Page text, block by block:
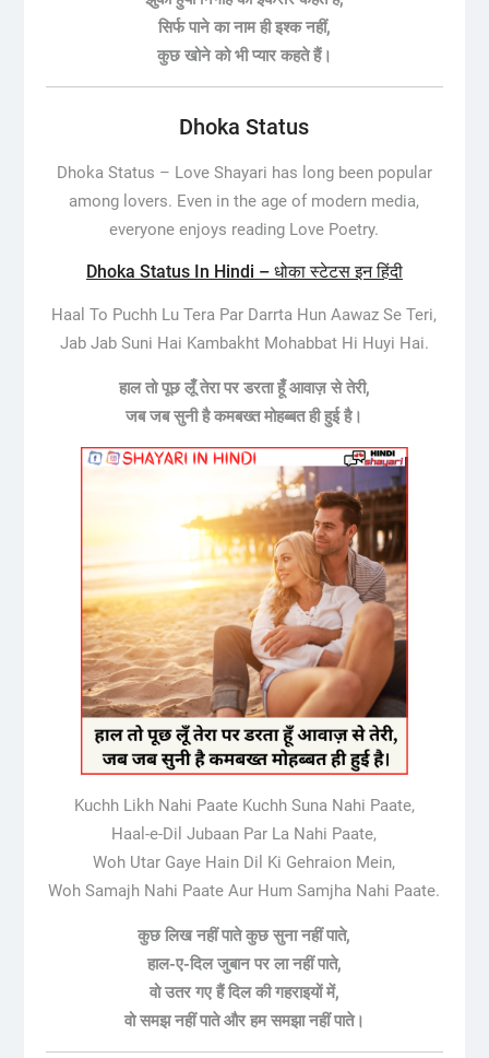
सिर्फ पाने का नाम ही इश्क नहीं,
कुछ खोने को भी प्यार कहते हैं।
Dhoka Status
Dhoka Status – Love Shayari has long been popular
among lovers. Even in the age of modern media,
everyone enjoys reading Love Poetry.
Dhoka Status In Hindi – धोका स्टेटस इन हिंदी
Haal To Puchh Lu Tera Par Darrta Hun Aawaz Se Teri,
Jab Jab Suni Hai Kambakht Mohabbat Hi Huyi Hai.
हाल तो पूछ लूँ तेरा पर डरता हूँ आवाज़ से तेरी,
जब जब सुनी है कमबख्त मोहब्बत ही हुई है।
Kuchh Likh Nahi Paate Kuchh Suna Nahi Paate,
Haal-e-Dil Jubaan Par La Nahi Paate,
Woh Utar Gaye Hain Dil Ki Gehraion Mein,
Woh Samajh Nahi Paate Aur Hum Samjha Nahi Paate.
कुछ लिख नहीं पाते कुछ सुना नहीं पाते,
हाल-ए-दिल जुबान पर ला नहीं पाते,
वो उतर गए हैं दिल की गहराइयों में,
वो समझ नहीं पाते और हम समझा नहीं पाते।